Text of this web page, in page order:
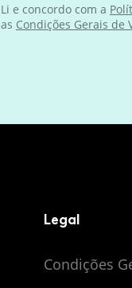
Li e concordo com a
as Condições Gerais de
Legal
Condições